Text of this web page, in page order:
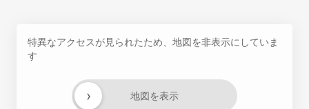
特異なアクセスが見られたため、地図を非表示にしていま
す
地図を表示
›